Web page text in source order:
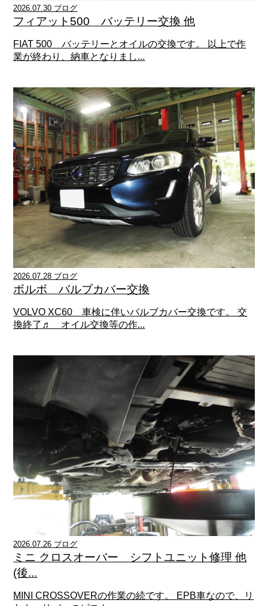
2026.07.30 ブログ
フィアット500 バッテリー交換 他
FIAT 500 バッテリーとオイルの交換です。 以上で作
業が終わり、納車となりまし...
2026.07.28 ブログ
ボルボ バルブカバー交換
VOLVO XC60 車検に伴いバルブカバー交換です。 交
換終了♬ オイル交換等の作...
2026.07.26 ブログ
ミニ クロスオーバー シフトユニット修理 他
(後...
MINI CROSSOVERの作業の続です。 EPB車なので、リ